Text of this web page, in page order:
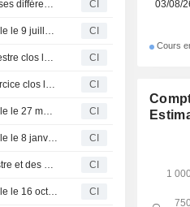
Tootsie Roll Industries lance un nouveau spot TV mettant en scène ses différentes saveurs avec un caméléon changeant de couleur CI
Tootsie Roll Industries, Inc. annonce un dividende trimestriel, payable le 9 juillet 2026 CI
Tootsie Roll Industries, Inc. publie ses résultats pour le premier trimestre clos le 31 mars 2026 CI
Tootsie Roll Industries, Inc. publie ses résultats financiers pour l'exercice clos le 31 décembre 2025 CI
Tootsie Roll Industries, Inc. annonce un dividende trimestriel, payable le 27 mars 2026 CI
Tootsie Roll Industries, Inc. annonce un dividende trimestriel, payable le 8 janvier 2026 CI
Tootsie Roll Industries, Inc. : Résultats financiers du troisième trimestre et des neuf premiers mois clos au 30 septembre 2025 CI
Tootsie Roll Industries, Inc. annonce un dividende trimestriel, payable le 16 octobre 2025 CI
03/08/
Cours